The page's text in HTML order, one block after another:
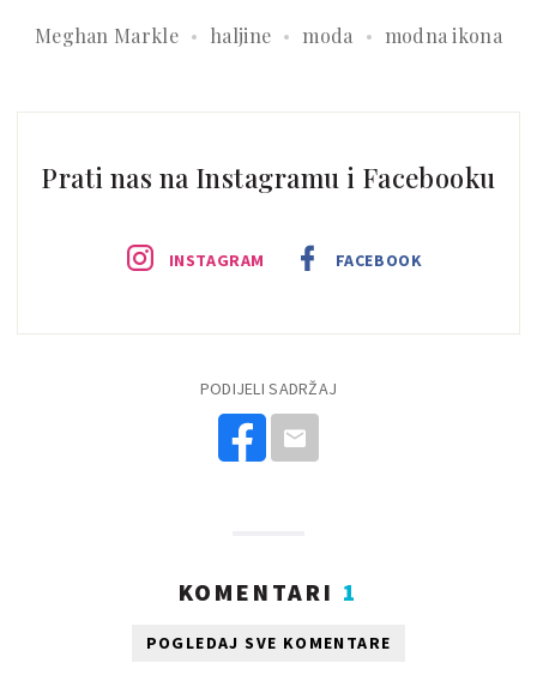
Meghan Markle haljine moda modna ikona
Prati nas na Instagramu i Facebooku
INSTAGRAM FACEBOOK
PODIJELI SADRŽAJ
KOMENTARI 1
POGLEDAJ SVE KOMENTARE